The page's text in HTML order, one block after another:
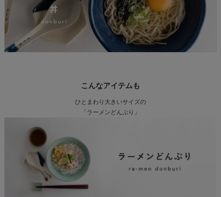
こんなアイテムも
ひとまわり大きいサイズの
「ラーメンどんぶり」